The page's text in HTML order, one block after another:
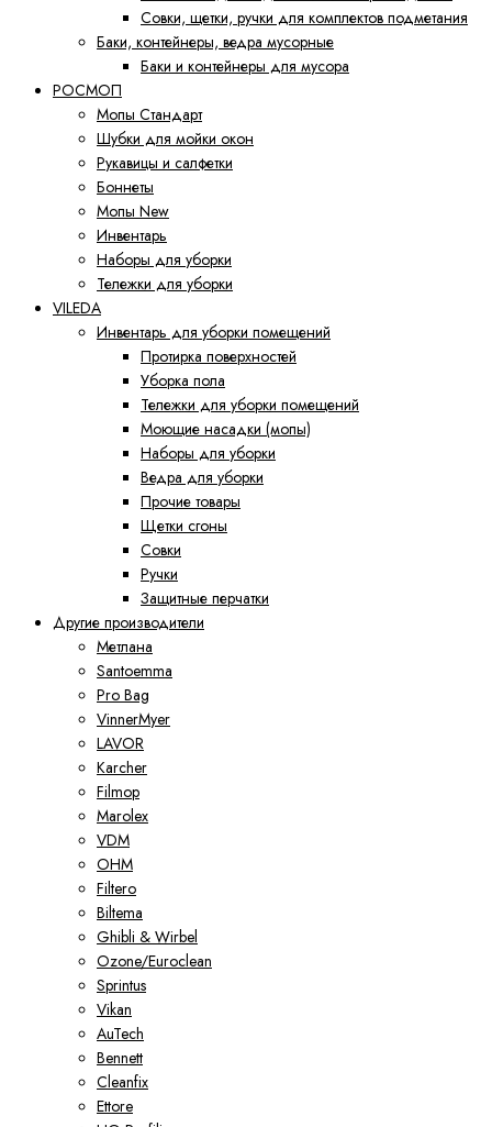
Совки, щетки, ручки для комплектов подметания
Баки, контейнеры, ведра мусорные
Баки и контейнеры для мусора
РОСМОП
Мопы Стандарт
Шубки для мойки окон
Рукавицы и салфетки
Боннеты
Мопы New
Инвентарь
Наборы для уборки
Тележки для уборки
VILEDA
Инвентарь для уборки помещений
Протирка поверхностей
Уборка пола
Тележки для уборки помещений
Моющие насадки (мопы)
Наборы для уборки
Ведра для уборки
Прочие товары
Щетки сгоны
Совки
Ручки
Защитные перчатки
Другие производители
Метлана
Santoemma
Pro Bag
VinnerMyer
LAVOR
Karcher
Filmop
Marolex
VDM
ОНМ
Filtero
Biltema
Ghibli & Wirbel
Ozone/Euroclean
Sprintus
Vikan
AuTech
Bennett
Cleanfix
Ettore